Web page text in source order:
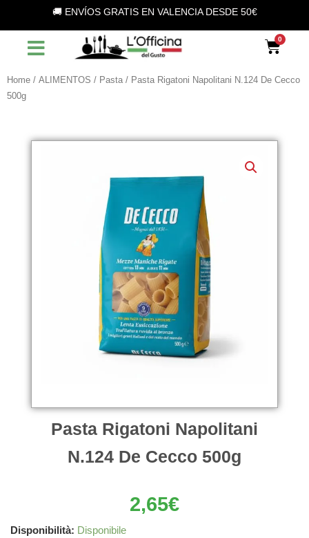
contenuto
🚚 ENVÍOS GRATIS EN VALENCIA DESDE 50€
Home / ALIMENTOS / Pasta / Pasta Rigatoni Napolitani N.124 De Cecco
500g
Pasta Rigatoni Napolitani
N.124 De Cecco 500g
2,65€
Disponibilità: Disponibile
Pasta